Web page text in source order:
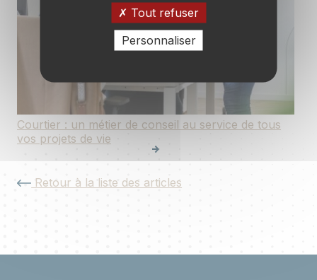
Courtier : un métier de conseil au service de tous
vos projets de vie
Retour à la liste des articles
Tout refuser
Personnaliser